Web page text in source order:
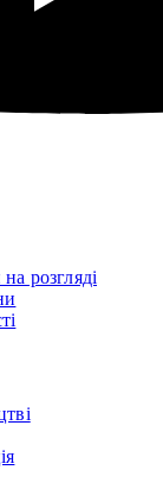
розгляді